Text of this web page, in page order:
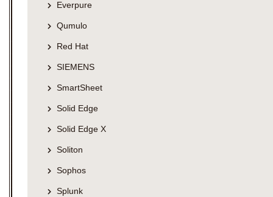
Everpure
Qumulo
Red Hat
SIEMENS
SmartSheet
Solid Edge
Solid Edge X
Soliton
Sophos
Splunk